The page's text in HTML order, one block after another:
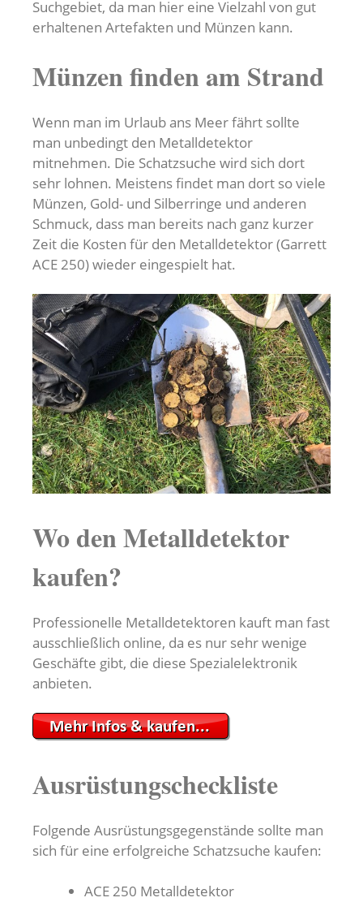
Suchgebiet, da man hier eine Vielzahl von gut
erhaltenen Artefakten und Münzen kann.
Münzen finden am Strand
Wenn man im Urlaub ans Meer fährt sollte
man unbedingt den Metalldetektor
mitnehmen. Die Schatzsuche wird sich dort
sehr lohnen. Meistens findet man dort so viele
Münzen, Gold- und Silberringe und anderen
Schmuck, dass man bereits nach ganz kurzer
Zeit die Kosten für den Metalldetektor (Garrett
ACE 250) wieder eingespielt hat.
Wo den Metalldetektor
kaufen?
Professionelle Metalldetektoren kauft man fast
ausschließlich online, da es nur sehr wenige
Geschäfte gibt, die diese Spezialelektronik
anbieten.
Ausrüstungscheckliste
Folgende Ausrüstungsgegenstände sollte man
sich für eine erfolgreiche Schatzsuche kaufen:
ACE 250 Metalldetektor